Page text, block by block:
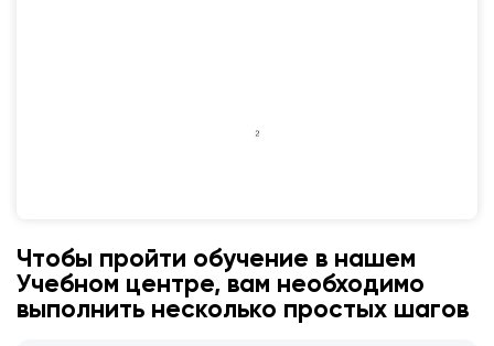
Чтобы пройти обучение в нашем
Учебном центре, вам необходимо
выполнить несколько простых шагов